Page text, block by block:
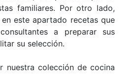
familiares. Por otro lado,
este apartado recetas que
a preparar sus
su selección.
nuestra colección de cocina